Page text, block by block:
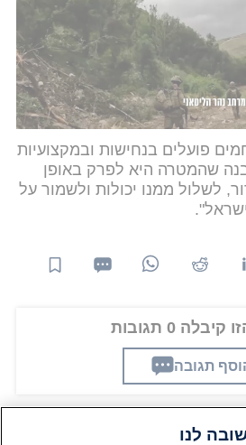
סיפר כי באחד הקרבות
היתקלות פנים אל פנים
מהם וסיים את האירוע ללא
ביטוי חד למקצועיות
אתלוחמי הסיירת בכל מפגש עם
פועלים בנחישות ובמקצועיות
שהמטרה היא לפרק באופן
לשלול ממנו יכולות ולשמור על
0 תגובות
תגובה
לנו